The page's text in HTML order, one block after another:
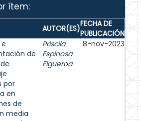
ítem:
AUTOR(ES)FECHA DE
PUBLICACIÓN
de
por
en
de
media
Priscila
Espinosa
Figueroa
8-nov-2023